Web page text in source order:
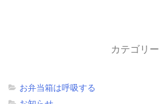
カテゴリー
お弁当箱は呼吸する